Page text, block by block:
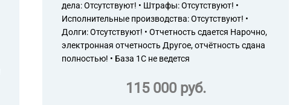
дела: Отсутствуют! • Штрафы: Отсутствуют! •
Исполнительные производства: Отсутствуют! •
Долги: Отсутствуют! • Отчетность сдается Нарочно,
электронная отчетность Другое, отчётность сдана
полностью! • База 1С не ведется
115 000 руб.